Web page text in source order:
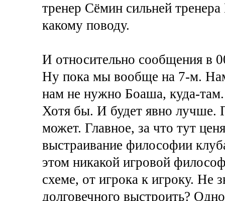
тренер Сёмин сильней
какому поводу.
И относительно сообщения в
Ну пока мы вообще на 7-м.
нам не нужно Боаша, куда-там.
Хотя бы. И будет явно лучше.
может. Главное, за что тут
выстраивание философии
этом никакой игровой
схеме, от игрока к игроку. Не
долговечного выстроить?